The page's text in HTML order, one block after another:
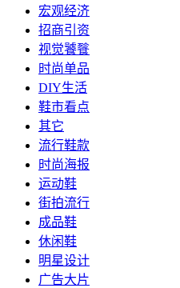
宏观经济
招商引资
视觉饕餮
时尚单品
DIY生活
鞋市看点
其它
流行鞋款
时尚海报
运动鞋
街拍流行
成品鞋
休闲鞋
明星设计
广告大片